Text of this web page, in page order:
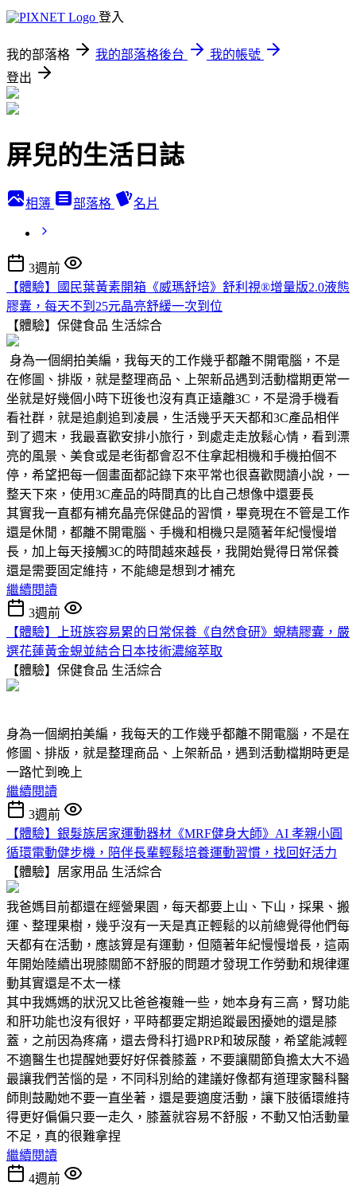
登入
我的部落格 我的部落格後台
我的帳號
登出
屏兒的生活日誌
相簿 部落格 名片
3週前
【體驗】國民葉黃素開箱《威瑪舒培》舒利視®增量版2.0液態
膠囊，每天不到25元晶亮舒緩一次到位
【體驗】保健食品 生活綜合
身為一個網拍美編，我每天的工作幾乎都離不開電腦，不是
在修圖、排版，就是整理商品、上架新品遇到活動檔期更常一
坐就是好幾個小時下班後也沒有真正遠離3C，不是滑手機看
看社群，就是追劇追到凌晨，生活幾乎天天都和3C產品相伴
到了週末，我最喜歡安排小旅行，到處走走放鬆心情，看到漂
亮的風景、美食或是老街都會忍不住拿起相機和手機拍個不
停，希望把每一個畫面都記錄下來平常也很喜歡閱讀小說，一
整天下來，使用3C產品的時間真的比自己想像中還要長
其實我一直都有補充晶亮保健品的習慣，畢竟現在不管是工作
還是休閒，都離不開電腦、手機和相機只是隨著年紀慢慢增
長，加上每天接觸3C的時間越來越長，我開始覺得日常保養
還是需要固定維持，不能總是想到才補充
繼續閱讀
3週前
【體驗】上班族容易累的日常保養《自然食研》蜆精膠囊，嚴
選花蓮黃金蜆並結合日本技術濃縮萃取
【體驗】保健食品 生活綜合
身為一個網拍美編，我每天的工作幾乎都離不開電腦，不是在
修圖、排版，就是整理商品、上架新品，遇到活動檔期時更是
一路忙到晚上
繼續閱讀
3週前
【體驗】銀髮族居家運動器材《MRF健身大師》AI 孝親小圓
循環電動健步機，陪伴長輩輕鬆培養運動習慣，找回好活力
【體驗】居家用品 生活綜合
我爸媽目前都還在經營果園，每天都要上山、下山，採果、搬
運、整理果樹，幾乎沒有一天是真正輕鬆的以前總覺得他們每
天都有在活動，應該算是有運動，但隨著年紀慢慢增長，這兩
年開始陸續出現膝關節不舒服的問題才發現工作勞動和規律運
動其實還是不太一樣
其中我媽媽的狀況又比爸爸複雜一些，她本身有三高，腎功能
和肝功能也沒有很好，平時都要定期追蹤最困擾她的還是膝
蓋，之前因為疼痛，還去骨科打過PRP和玻尿酸，希望能減輕
不適醫生也提醒她要好好保養膝蓋，不要讓關節負擔太大不過
最讓我們苦惱的是，不同科別給的建議好像都有道理家醫科醫
師則鼓勵她不要一直坐著，還是要適度活動，讓下肢循環維持
得更好偏偏只要一走久，膝蓋就容易不舒服，不動又怕活動量
不足，真的很難拿捏
繼續閱讀
4週前